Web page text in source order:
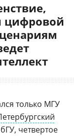
цифровой
только МГУ
четвертое